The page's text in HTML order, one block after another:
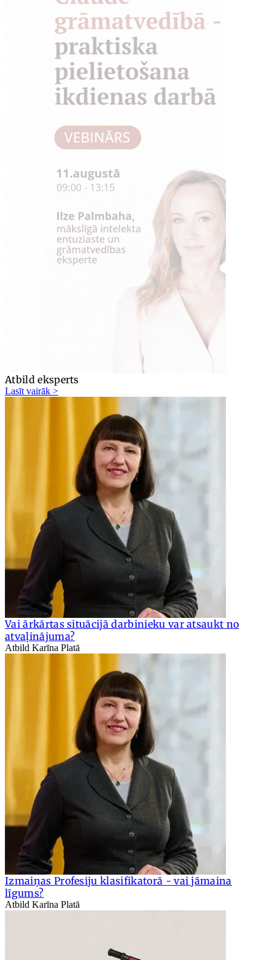
Atbild eksperts
Lasīt vairāk >
Vai ārkārtas situācijā darbinieku var atsaukt no
atvaļinājuma?
Atbild Karīna Platā
Izmaiņas Profesiju klasifikatorā - vai jāmaina
līgums?
Atbild Karīna Platā